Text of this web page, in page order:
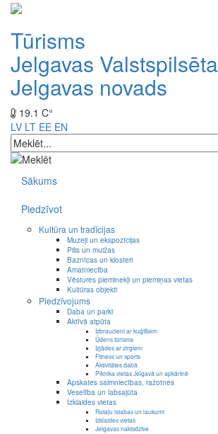
Tūrisms
Jelgavas Valstspilsēta
Jelgavas novads
19.1 C°
LV LT EE EN
Sākums
Piedzīvot
Kultūra un tradīcijas
Muzeji un ekspozīcijas
Pilis un muižas
Baznīcas un klosteri
Amatniecība
Vēstures pieminekļi un piemiņas vietas
Kultūras objekti
Piedzīvojums
Daba un parki
Aktīvā atpūta
Izbraucieni ar kuģīšiem
Ūdens tūrisms
Izjādes ar zirgiem
Fitness un sports
Aktivitātes dabā
Piknika vietas Jelgavā un apkārtnē
Apskates saimniecības, ražotnes
Veselība un labsajūta
Izklaides vietas
Rotaļu istabas un laukumi
Izklaides vietas
Jelgavas naktsdzīve